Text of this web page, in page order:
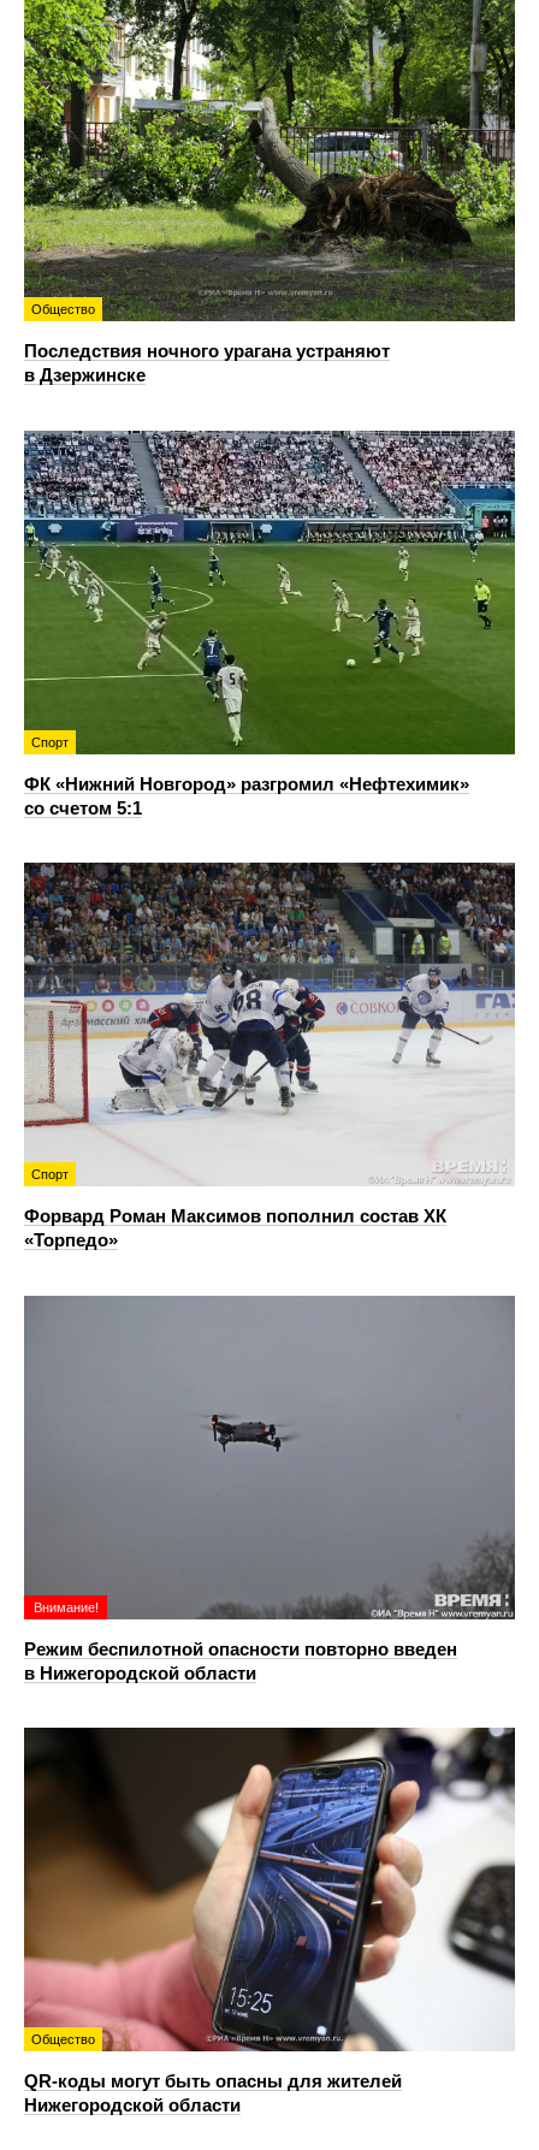
Общество
Последствия ночного урагана устраняют
в Дзержинске
Спорт
ФК «Нижний Новгород» разгромил «Нефтехимик»
со счетом 5:1
Спорт
Форвард Роман Максимов пополнил состав ХК
«Торпедо»
Внимание!
Режим беспилотной опасности повторно введен
в Нижегородской области
Общество
QR-коды могут быть опасны для жителей
Нижегородской области